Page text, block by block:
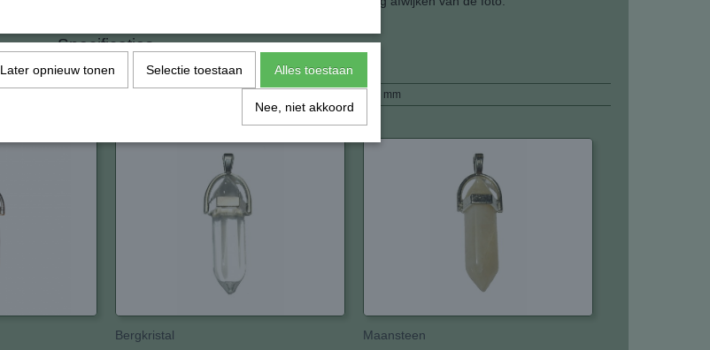
Specificaties
Netto gewicht
5,00 g
40 x 8 x 0 mm
Bergkristal Maansteen
Later opnieuw tonen Selectie toestaan Alles toestaan
Nee, niet akkoord